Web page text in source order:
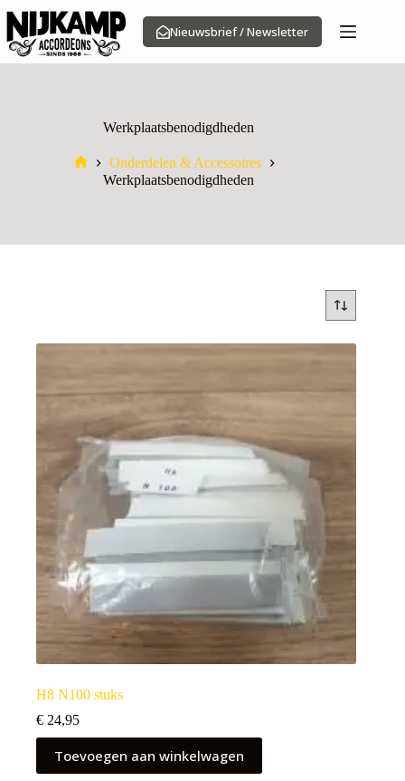
naar
de
inhoud
Nieuwsbrief / Newsletter
Werkplaatsbenodigdheden
Home
Onderdelen & Accessoires
Werkplaatsbenodigdheden
H8 N100 stuks
€ 24,95
Toevoegen aan winkelwagen